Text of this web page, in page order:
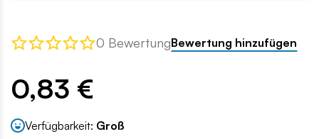
0 BewertungBewertung hinzufügen
0,83 €
Verfügbarkeit: Groß